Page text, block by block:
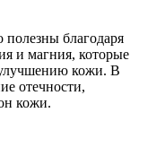
благодаря
и магния, которые
кожи. В
отечности,
кожи.